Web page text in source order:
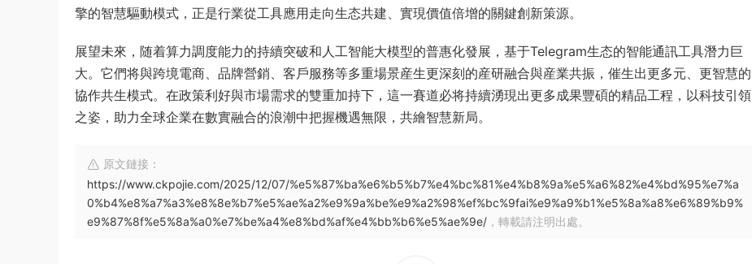
擎的智慧驅動模式，正是行業從工具應用走向生态共建、實現價值倍增的關鍵創新策源。
展望未來，随着算力調度能力的持續突破和人工智能大模型的普惠化發展，基于Telegram生态的智能通訊工具潛力巨
大。它們将與跨境電商、品牌營銷、客戶服務等多重場景産生更深刻的産研融合與産業共振，催生出更多元、更智慧的
協作共生模式。在政策利好與市場需求的雙重加持下，這一賽道必将持續湧現出更多成果豐碩的精品工程，以科技引領
之姿，助力全球企業在數實融合的浪潮中把握機遇無限，共繪智慧新局。
原文鏈接：
https://www.ckpojie.com/2025/12/07/%e5%87%ba%e6%b5%b7%e4%bc%81%e4%b8%9a%e5%a6%82%e4%bd%95%e7%a
0%b4%e8%a7%a3%e8%8e%b7%e5%ae%a2%e9%9a%be%e9%a2%98%ef%bc%9fai%e9%a9%b1%e5%8a%a8%e6%89%b9%
e9%87%8f%e5%8a%a0%e7%be%a4%e8%bd%af%e4%bb%b6%e5%ae%9e/ ，轉載請注明出處。